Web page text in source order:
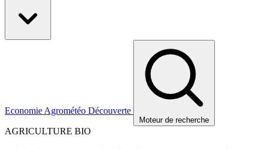
Economie Agrométéo Découverte
Moteur de recherche
AGRICULTURE BIO